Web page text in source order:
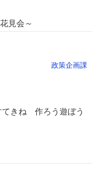
見会～
政策企画課
きね 作ろう遊ぼう